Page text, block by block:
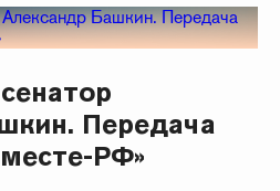
Передача
РФ»